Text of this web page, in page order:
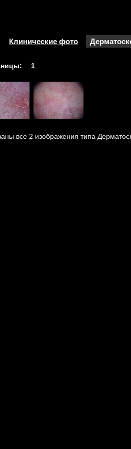
Клинические фото
1
все 2 изображения типа